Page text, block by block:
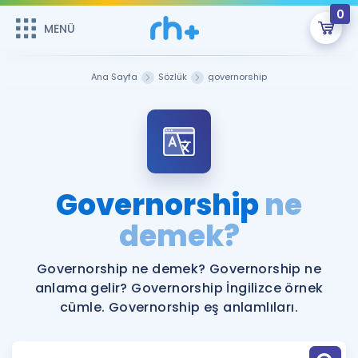
MENÜ
0
Şifremi Hatırlamıyorum
Sepetin Şu An Boş.
Remzi Hoca ile seni sınava hazırlayacak onlarca eğitim seni
bekliyor!
MENÜ
Katılımcı Görüşleri
Faydalı Araçlar
Ücretsiz Kaynaklar
İngilizce Gramer
Ana Sayfa Sözlük governorship
Governorshipne
demek?
Governorship ne demek? Governorship ne
anlama gelir? Governorship İngilizce örnek
cümle. Governorship eş anlamlıları.